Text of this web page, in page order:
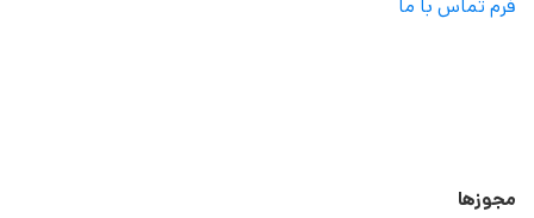
فرم تماس با ما
مجوزها